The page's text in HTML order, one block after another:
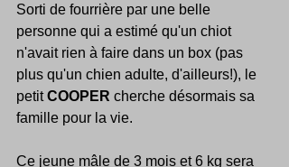
Sorti de fourrière par une belle
personne qui a estimé qu'un chiot
n'avait rien à faire dans un box (pas
plus qu'un chien adulte, d'ailleurs!), le
petit COOPER cherche désormais sa
famille pour la vie.
Ce jeune mâle de 3 mois et 6 kg sera